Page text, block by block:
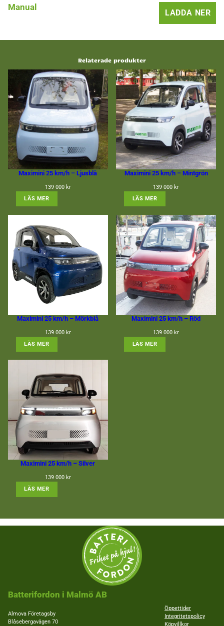
Manual
LADDA NER
Relaterade produkter
Maximini 25 km/h – Ljusblå
139 000 kr
LÄS MER: MAXIMINI 25 KM/H – LJUSBLÅ
Maximini 25 km/h – Mintgrön
139 000 kr
LÄS MER: MAXIMINI 25 KM/H –
Maximini 25 km/h – Mörkblå
139 000 kr
LÄS MER: MAXIMINI 25 KM/H – MÖRKBLÅ
Maximini 25 km/h – Röd
139 000 kr
LÄS MER: MAXIMINI 25 KM/H –
Maximini 25 km/h – Silver
139 000 kr
LÄS MER: MAXIMINI 25 KM/H – SILVER
Batterifordon i Malmö AB
Almova Företagsby
Blåsebergavägen 70
Öppettider
Integritetspolicy
Köpvillkor